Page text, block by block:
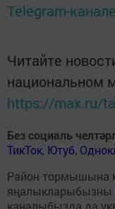
Telegram-канале
Читайте
национальном
https://max.ru/
Без социаль
ТикТок, Ютуб,
Район тормышына
яңалыкларыбызны